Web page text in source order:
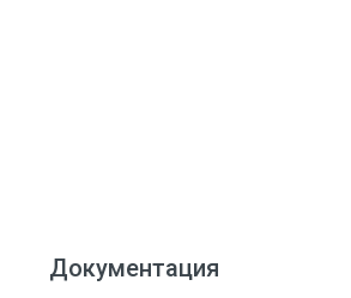
Документация